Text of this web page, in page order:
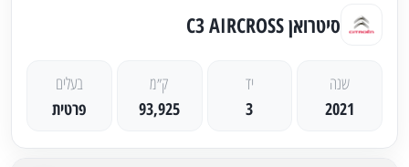
סיטרואן C3 AIRCROSS
שנה
2021
יד
3
ק״מ
93,925
בעלים
פרטית